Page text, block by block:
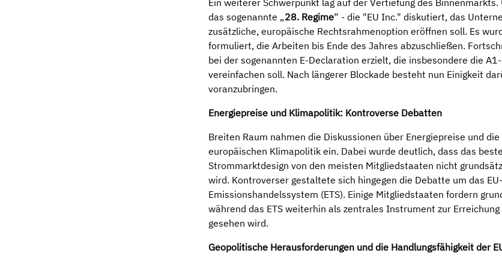
Ein weiterer Schwerpunkt lag auf der Vertiefung des
das sogenannte „28. Regime“ - die "EU Inc." diskutiert, das
zusätzliche, europäische Rechtsrahmenoption eröffnen soll. Es
formuliert, die Arbeiten bis Ende des Jahres abzuschließen.
bei der sogenannten E-Declaration erzielt, die insbesondere die
vereinfachen soll. Nach längerer Blockade besteht nun Einigkeit
voranzubringen.
Energiepreise und Klimapolitik: Kontroverse Debatten
Breiten Raum nahmen die Diskussionen über Energiepreise und
europäischen Klimapolitik ein. Dabei wurde deutlich, dass das
Strommarktdesign von den meisten Mitgliedstaaten nicht
wird. Kontroverser gestaltete sich hingegen die Debatte um das EU-
Emissionshandelssystem (ETS). Einige Mitgliedstaaten fordern
während das ETS weiterhin als zentrales Instrument zur
gesehen wird.
Geopolitische Herausforderungen und die Handlungsfähigkeit der